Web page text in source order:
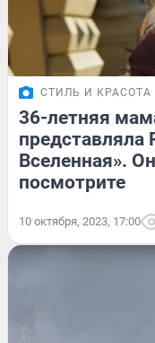
СТИЛЬ И КРАСОТА
36-летняя
представляла
Вселенная».
посмотрите
10 октября, 2023, 17:00